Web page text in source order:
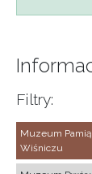
Filtry:
Muzeum
Wiśniczu